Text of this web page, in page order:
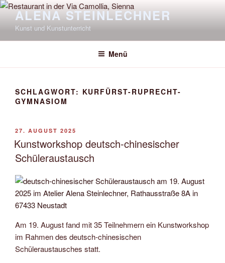
Zum
Inhalt
springen
ALENA STEINLECHNER
Kunst und Kunstunterricht
Menü
SCHLAGWORT: KURFÜRST-RUPRECHT-
GYMNASIOM
VERÖFFENTLICHT
AM
27. AUGUST 2025
Kunstworkshop deutsch-chinesischer
Schüleraustausch
Am 19. August fand mit 35 Teilnehmern ein Kunstworkshop
im Rahmen des deutsch-chinesischen
Schüleraustausches statt.